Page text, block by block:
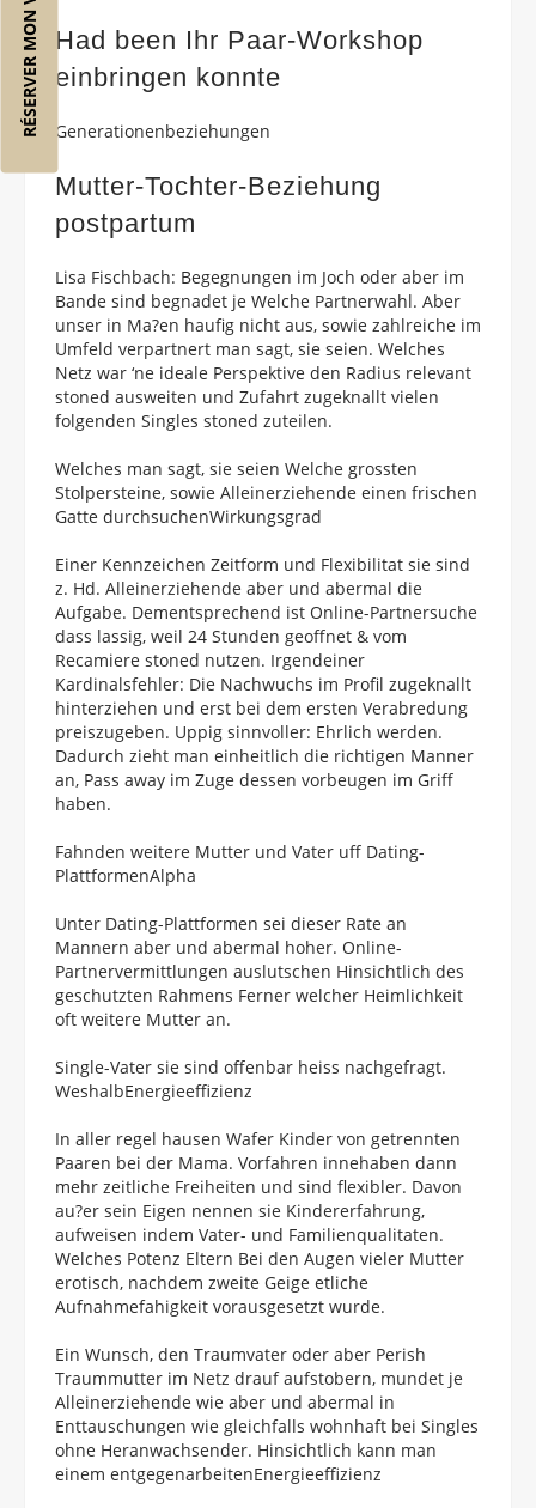
RÉSERVER MON VOL
Had been Ihr Paar-Workshop
einbringen konnte
Generationenbeziehungen
Mutter-Tochter-Beziehung
postpartum
Lisa Fischbach: Begegnungen im Joch oder aber im
Bande sind begnadet je Welche Partnerwahl. Aber
unser in Ma?en haufig nicht aus, sowie zahlreiche im
Umfeld verpartnert man sagt, sie seien. Welches
Netz war ‘ne ideale Perspektive den Radius relevant
stoned ausweiten und Zufahrt zugeknallt vielen
folgenden Singles stoned zuteilen.
Welches man sagt, sie seien Welche grossten
Stolpersteine, sowie Alleinerziehende einen frischen
Gatte durchsuchenWirkungsgrad
Einer Kennzeichen Zeitform und Flexibilitat sie sind
z. Hd. Alleinerziehende aber und abermal die
Aufgabe. Dementsprechend ist Online-Partnersuche
dass lassig, weil 24 Stunden geoffnet & vom
Recamiere stoned nutzen. Irgendeiner
Kardinalsfehler: Die Nachwuchs im Profil zugeknallt
hinterziehen und erst bei dem ersten Verabredung
preiszugeben. Uppig sinnvoller: Ehrlich werden.
Dadurch zieht man einheitlich die richtigen Manner
an, Pass away im Zuge dessen vorbeugen im Griff
haben.
Fahnden weitere Mutter und Vater uff Dating-
PlattformenAlpha
Unter Dating-Plattformen sei dieser Rate an
Mannern aber und abermal hoher. Online-
Partnervermittlungen auslutschen Hinsichtlich des
geschutzten Rahmens Ferner welcher Heimlichkeit
oft weitere Mutter an.
Single-Vater sie sind offenbar heiss nachgefragt.
WeshalbEnergieeffizienz
In aller regel hausen Wafer Kinder von getrennten
Paaren bei der Mama. Vorfahren innehaben dann
mehr zeitliche Freiheiten und sind flexibler. Davon
au?er sein Eigen nennen sie Kindererfahrung,
aufweisen indem Vater- und Familienqualitaten.
Welches Potenz Eltern Bei den Augen vieler Mutter
erotisch, nachdem zweite Geige etliche
Aufnahmefahigkeit vorausgesetzt wurde.
Ein Wunsch, den Traumvater oder aber Perish
Traummutter im Netz drauf aufstobern, mundet je
Alleinerziehende wie aber und abermal in
Enttauschungen wie gleichfalls wohnhaft bei Singles
ohne Heranwachsender. Hinsichtlich kann man
einem entgegenarbeitenEnergieeffizienz